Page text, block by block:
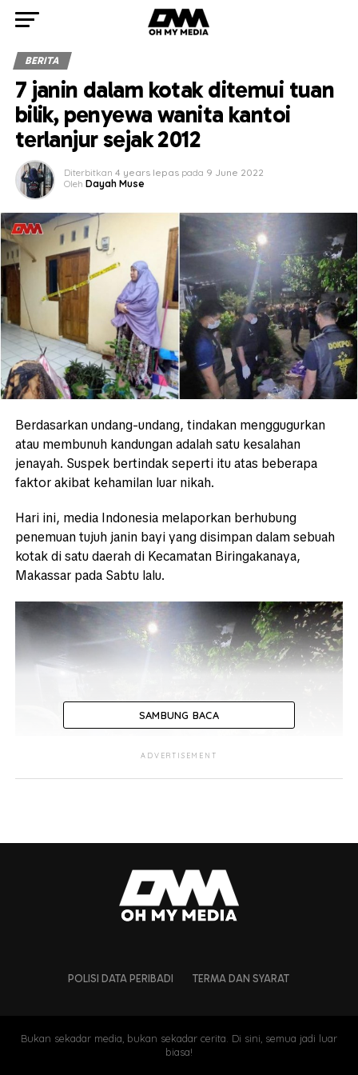
BERITA
7 janin dalam kotak ditemui tuan
bilik, penyewa wanita kantoi
terlanjur sejak 2012
Diterbitkan 4 years lepas pada 9 June 2022
Oleh Dayah Muse
Berdasarkan undang-undang, tindakan menggugurkan
atau membunuh kandungan adalah satu kesalahan
jenayah. Suspek bertindak seperti itu atas beberapa
faktor akibat kehamilan luar nikah.
Hari ini, media Indonesia melaporkan berhubung
penemuan tujuh janin bayi yang disimpan dalam sebuah
kotak di satu daerah di Kecamatan Biringakanaya,
Makassar pada Sabtu lalu.
Selepas keluar kerana tidak mampu membayar sewa,
pemiliknya Nulfah Anugrahwaty yang datang bagi
SAMBUNG BACA
ADVERTISEMENT
POLISI DATA PERIBADI TERMA DAN SYARAT
Bukan sekadar media, bukan sekadar cerita. Di sini, semua jadi luar
biasa!